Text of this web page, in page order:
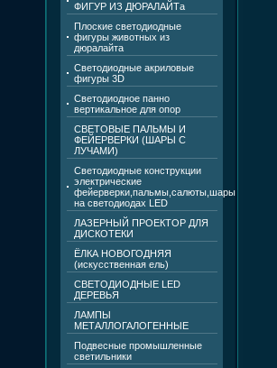
ФИГУР ИЗ ДЮРАЛАЙТа
Плоские светодиодные
фигуры животных из
дюралайта
Светодиодные акриловые
фигуры 3D
Светодиодное панно
вертикальное для опор
СВЕТОВЫЕ ПАЛЬМЫ И
ФЕЙЕРВЕРКИ (ШАРЫ С
ЛУЧАМИ)
Светодиодные конструкции
электрические
фейерверки,пальмы,салюты,шары
на светодиодах LED
ЛАЗЕРНЫЙ ПРОЕКТОР ДЛЯ
ДИСКОТЕКИ
ЁЛКА НОВОГОДНЯЯ
(искусственная ель)
СВЕТОДИОДНЫЕ LED
ДЕРЕВЬЯ
ЛАМПЫ
МЕТАЛЛОГАЛОГЕННЫЕ
Подвесные промышленные
светильники